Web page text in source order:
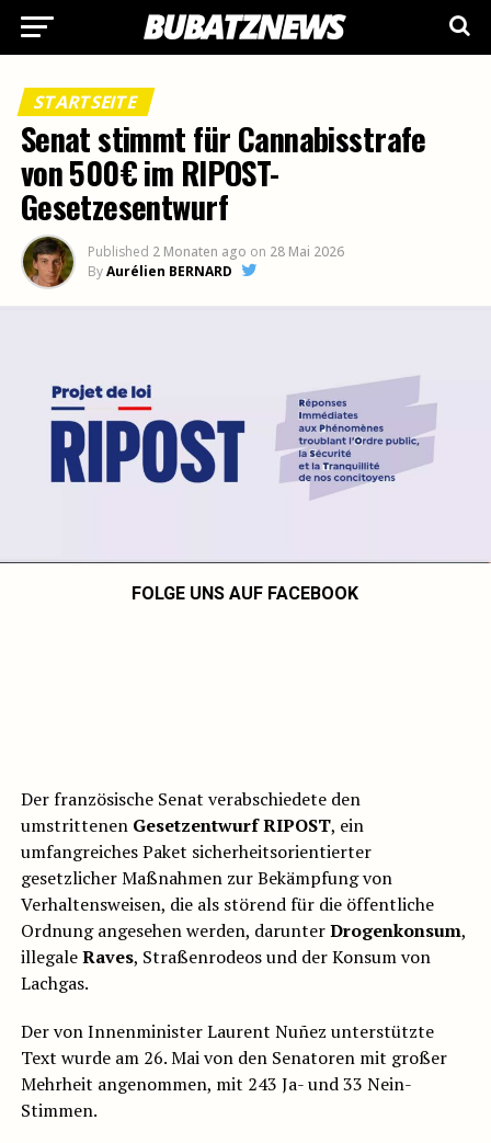
STARTSEITE
Senat stimmt für Cannabisstrafe
von 500€ im RIPOST-
Gesetzesentwurf
Published 2 Monaten ago on 28 Mai 2026
ByAurélien BERNARD
FOLGE UNS AUF FACEBOOK
Der französische Senat verabschiedete den
umstrittenen Gesetzentwurf RIPOST, ein
umfangreiches Paket sicherheitsorientierter
gesetzlicher Maßnahmen zur Bekämpfung von
Verhaltensweisen, die als störend für die öffentliche
Ordnung angesehen werden, darunterDrogenkonsum,
illegaleRaves, Straßenrodeos und der Konsum von
Lachgas.
Der von Innenminister Laurent Nuñez unterstützte
Text wurde am 26. Mai von den Senatoren mit großer
Mehrheit angenommen, mit 243 Ja- und 33 Nein-
Stimmen.